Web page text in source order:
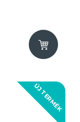
ÚJ TERMÉK